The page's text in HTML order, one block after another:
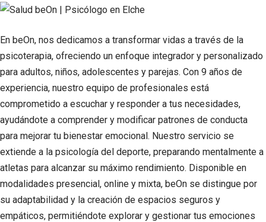
En beOn, nos dedicamos a transformar vidas a través de la
psicoterapia, ofreciendo un enfoque integrador y personalizado
para adultos, niños, adolescentes y parejas. Con 9 años de
experiencia, nuestro equipo de profesionales está
comprometido a escuchar y responder a tus necesidades,
ayudándote a comprender y modificar patrones de conducta
para mejorar tu bienestar emocional. Nuestro servicio se
extiende a la psicología del deporte, preparando mentalmente a
atletas para alcanzar su máximo rendimiento. Disponible en
modalidades presencial, online y mixta, beOn se distingue por
su adaptabilidad y la creación de espacios seguros y
empáticos, permitiéndote explorar y gestionar tus emociones